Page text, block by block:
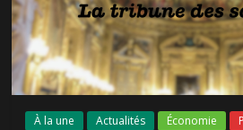
À la une Actualités Économie